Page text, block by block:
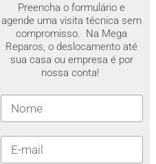
Preencha o formulário e
agende uma visita técnica sem
compromisso. Na Mega
Reparos, o deslocamento até
sua casa ou empresa é por
nossa conta!